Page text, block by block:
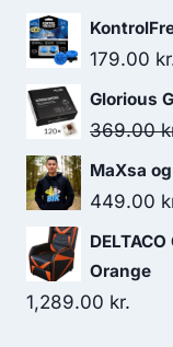
179.00
Glorious
369.00
MaXsa
449.00
Orange
1,289.00 kr.